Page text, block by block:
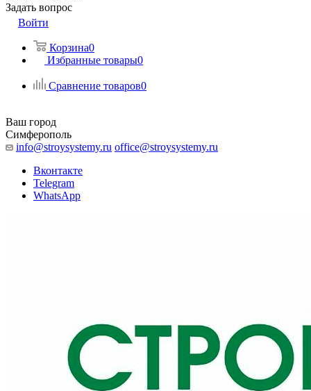
Задать вопрос
Войти
Корзина0
Избранные товары0
Сравнение товаров0
Ваш город
Симферополь
info@stroysystemy.ru office@stroysystemy.ru
Вконтакте
Telegram
WhatsApp